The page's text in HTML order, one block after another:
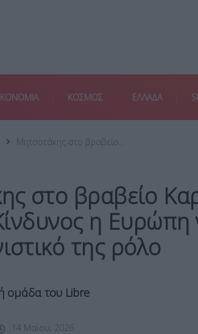
ΚΟΣΜΟΣ ΕΛΛΑΔΑ
Μητσοτάκης στο βραβείο…
στο βραβείο
η Ευρώπη
της ρόλο
ομάδα του Libre
14 Μαΐου, 2026